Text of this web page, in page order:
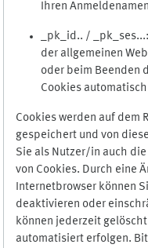
Ihren
_pk_id.. /
der allgemeinen
oder beim Beenden
Cookies
Cookies werden auf dem
gespeichert und von
Sie als Nutzer/in auch
von Cookies. Durch eine
Internetbrowser können
deaktivieren oder
können jederzeit
automatisiert erfolgen.